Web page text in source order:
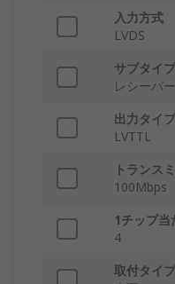
入力方式
LVDS
サブタイプ
レシーバー
出力タイプ
LVTTL
トランス
100Mbps
1チップ当
4
取付タイプ